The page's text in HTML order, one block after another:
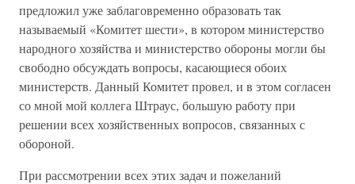
предложил уже заблаговременно образовать так
называемый «Комитет шести», в котором министерство
народного хозяйства и министерство обороны могли бы
свободно обсуждать вопросы, касающиеся обоих
министерств. Данный Комитет провел, и в этом согласен
со мной мой коллега Штраус, большую работу при
решении всех хозяйственных вопросов, связанных с
обороной.
При рассмотрении всех этих задач и пожеланий